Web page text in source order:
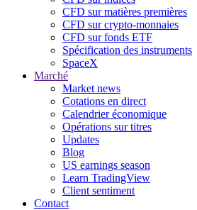
CFD sur matières premières
CFD sur crypto-monnaies
CFD sur fonds ETF
Spécification des instruments
SpaceX
Marché
Market news
Cotations en direct
Calendrier économique
Opérations sur titres
Updates
Blog
US earnings season
Learn TradingView
Client sentiment
Contact